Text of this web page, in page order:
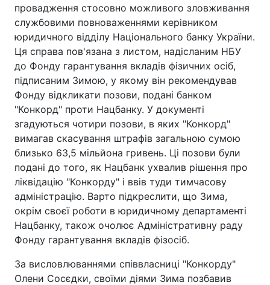
провадження стосовно можливого зловживання
службовими повноваженнями керівником
юридичного відділу Національного банку України.
Ця справа пов'язана з листом, надісланим НБУ
до Фонду гарантування вкладів фізичних осіб,
підписаним Зимою, у якому він рекомендував
Фонду відкликати позови, подані банком
"Конкорд" проти Нацбанку. У документі
згадуються чотири позови, в яких "Конкорд"
вимагав скасування штрафів загальною сумою
близько 63,5 мільйона гривень. Ці позови були
подані до того, як Нацбанк ухвалив рішення про
ліквідацію "Конкорду" і ввів туди тимчасову
адміністрацію. Варто підкреслити, що Зима,
окрім своєї роботи в юридичному департаменті
Нацбанку, також очолює Адміністративну раду
Фонду гарантування вкладів фізосіб.
За висловлюваннями співвласниці "Конкорду"
Олени Сосєдки, своїми діями Зима позбавив